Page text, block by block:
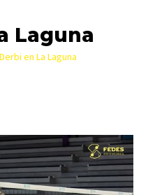
Laguna
Derbi en La Laguna